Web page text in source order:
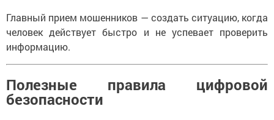
Главный прием мошенников — создать ситуацию, когда
человек действует быстро и не успевает проверить
информацию.
Полезные правила цифровой
безопасности